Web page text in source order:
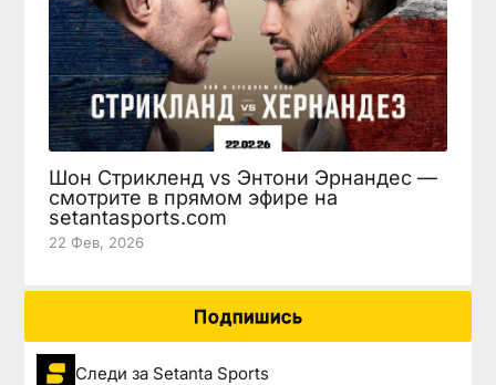
Шон Стрикленд vs Энтони Эрнандес —
смотрите в прямом эфире на
setantasports.com
22 Фев, 2026
Подпишись
Следи за Setanta Sports